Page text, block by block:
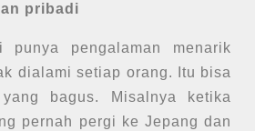
pribadi
pengalaman menarik
dialami setiap orang. Itu bisa
bagus. Misalnya ketika
pernah pergi ke Jepang dan